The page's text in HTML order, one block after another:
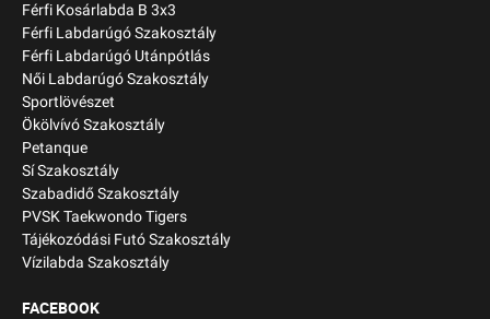
Férfi Kosárlabda B 3x3
Férfi Labdarúgó Szakosztály
Férfi Labdarúgó Utánpótlás
Női Labdarúgó Szakosztály
Sportlövészet
Ökölvívó Szakosztály
Petanque
Sí Szakosztály
Szabadidő Szakosztály
PVSK Taekwondo Tigers
Tájékozódási Futó Szakosztály
Vízilabda Szakosztály
FACEBOOK